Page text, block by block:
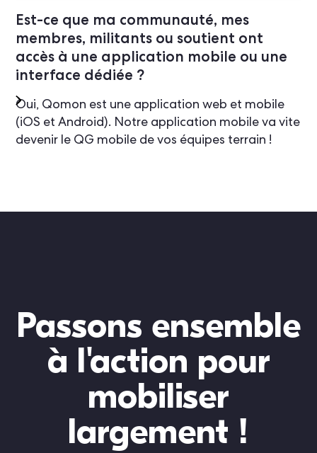
Est-ce que ma communauté, mes
membres, militants ou soutient ont
accès à une application mobile ou une
interface dédiée ?
Oui, Qomon est une application web et mobile
(iOS et Android). Notre application mobile va vite
devenir le QG mobile de vos équipes terrain !
Passons ensemble
à l'action pour
mobiliser
largement !